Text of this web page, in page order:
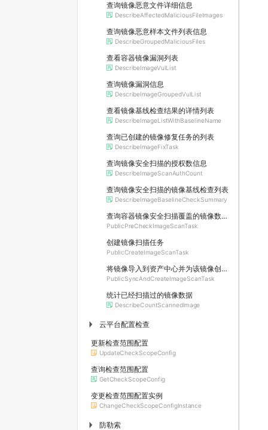
查询镜像恶意文件详细信息
DescribeAffectedMaliciousFileImages
查询镜像恶意样本文件列表信息
DescribeGroupedMaliciousFiles
查看容器镜像漏洞列表
DescribeImageVulList
查询镜像漏洞信息
DescribeImageGroupedVulList
查看镜像基线检查结果的详情列表
DescribeImageListWithBaselineName
查询已创建的镜像修复任务的列表
DescribeImageFixTask
查询镜像安全扫描的授权数信息
DescribeImageScanAuthCount
查询镜像安全扫描的镜像基线检查列表
DescribeImageBaselineCheckSummary
查询容器镜像安全扫描覆盖的镜像数和待消耗的授权数
PublicPreCheckImageScanTask
创建镜像扫描任务
PublicCreateImageScanTask
将镜像导入到资产中心并为该镜像创建扫描任务
PublicSyncAndCreateImageScanTask
统计已经扫描过的镜像数据
DescribeCountScannedImage
▶ 云平台配置检查
更新检查范围配置
UpdateCheckScopeConfig
查询检查范围配置
GetCheckScopeConfig
变更检查范围配置实例
ChangeCheckScopeConfigInstance
▶ 防勒索